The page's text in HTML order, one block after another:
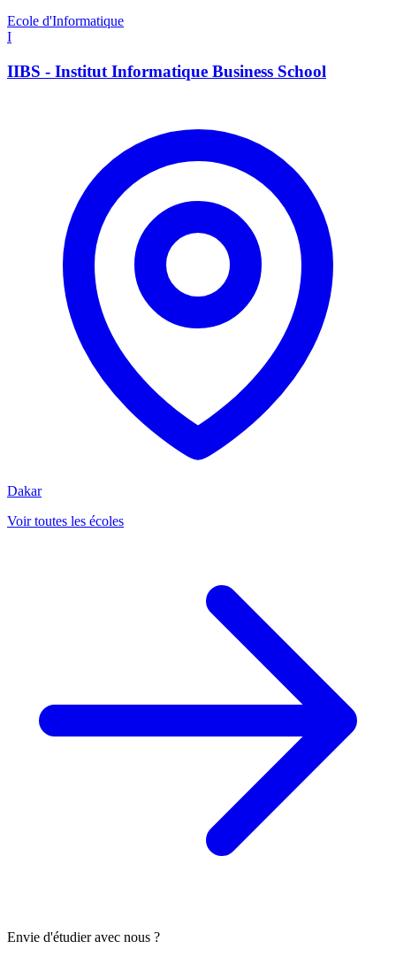
Ecole d'Informatique
I
IIBS - Institut Informatique Business School
Dakar
Voir toutes les écoles
Envie d'étudier avec nous ?